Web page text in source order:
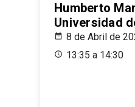
Humberto
Universidad
8 de Abril de
13:35 a 14:30